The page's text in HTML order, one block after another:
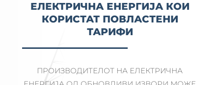
ЕЛЕКТРИЧНА ЕНЕРГИЈА КОИ
КОРИСТАТ ПОВЛАСТЕНИ
ТАРИФИ
ПРОИЗВОДИТЕЛОТ НА ЕЛЕКТРИЧНА